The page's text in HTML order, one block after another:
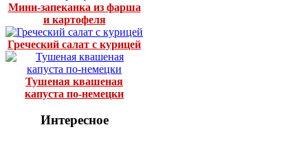
Мини-запеканка из фарша
и картофеля
Греческий салат с курицей
Тушеная квашеная
капуста по-немецки
Интересное